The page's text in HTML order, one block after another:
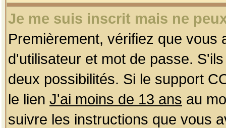
Je me suis inscrit mais ne
Premièrement, vérifiez que
d'utilisateur et mot de passe.
deux possibilités. Si le support
le lien J'ai moins de 13 ans au
suivre les instructions que vous